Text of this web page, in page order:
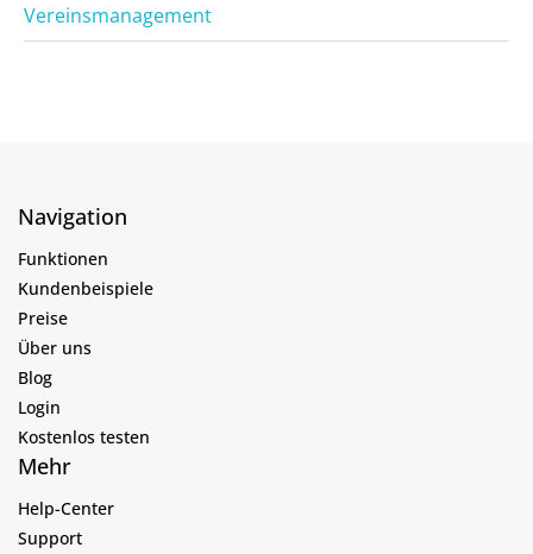
Vereinsmanagement
Navigation
Funktionen
Kundenbeispiele
Preise
Über uns
Blog
Login
Kostenlos testen
Mehr
Help-Center
Support